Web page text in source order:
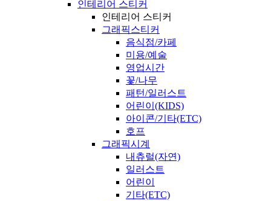
인테리어 스티커
인테리어 스티커
그래픽스티커
음식점/카페
미용/예술
영업시간
꽃/나무
패턴/일러스트
어린이(KIDS)
아이콘/기타(ETC)
호프
그래픽시계
내츄럴(자연)
일러스트
어린이
기타(ETC)